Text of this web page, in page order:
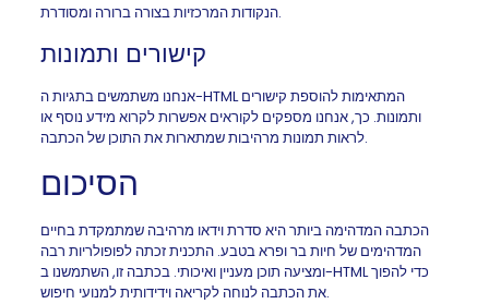
הנקודות המרכזיות בצורה ברורה ומסודרת.
קישורים ותמונות
אנחנו משתמשים בתגיות ה-HTML המתאימות להוספת קישורים
ותמונות. כך, אנחנו מספקים לקוראים אפשרות לקרוא מידע נוסף או
לראות תמונות מרהיבות שמתארות את התוכן של הכתבה.
הסיכום
הכתבה המדהימה ביותר היא סדרת וידאו מרהיבה שמתמקדת בחיים
המדהימים של חיות בר ופרא בטבע. התכנית זכתה לפופולריות רבה
ומציעה תוכן מעניין ואיכותי. בכתבה זו, השתמשנו ב-HTML כדי להפוך
את הכתבה לנוחה לקריאה וידידותית למנועי חיפוש.